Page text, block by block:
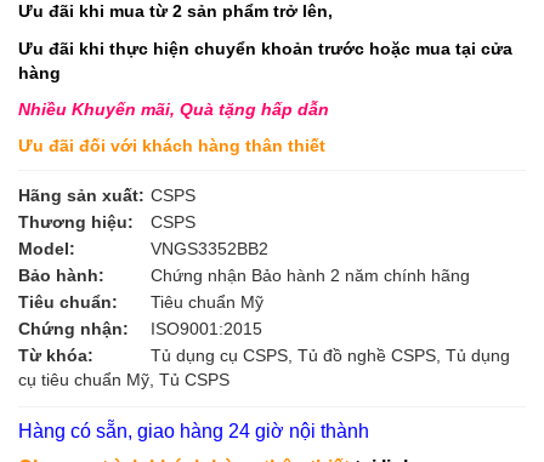
Ưu đãi khi mua từ 2 sản phẩm trở lên,
Ưu đãi khi thực hiện chuyển khoản trước hoặc mua tại cửa
hàng
Nhiều Khuyến mãi, Quà tặng hấp dẫn
Ưu đãi đối với khách hàng thân thiết
Hãng sản xuất: CSPS
Thương hiệu:
CSPS
Model:
VNGS3352BB2
Bảo hành:
Chứng nhận Bảo hành 2 năm chính hãng
Tiêu chuẩn:
Tiêu chuẩn Mỹ
Chứng nhận:
ISO9001:2015
Từ khóa:
Tủ dụng cụ CSPS, Tủ đồ nghề CSPS, Tủ dụng
cụ tiêu chuẩn Mỹ, Tủ CSPS
Hàng có sẵn, giao hàng 24 giờ nội thành